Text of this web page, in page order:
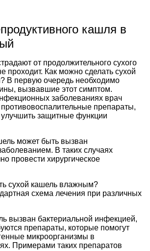
кашля в
от продолжительного сухого
проходит. Как можно сделать сухой
В первую очередь необходимо
вызвавшие этот симптом.
заболеваниях врач
препараты,
улучшить защитные функции
может быть вызван
В таких случаях
провести хирургическое
сухой кашель влажным?
схема лечения при различных
вызван бактериальной инфекцией,
препараты, которые помогут
микроорганизмы в
Примерами таких препаратов